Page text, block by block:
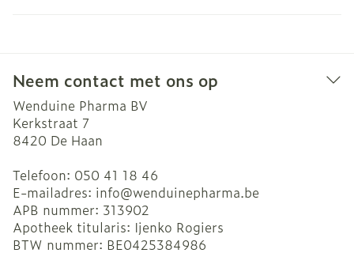
Neem contact met ons op
Wenduine Pharma BV
Kerkstraat 7
8420 De Haan
Telefoon: 050 41 18 46
E-mailadres: info@wenduinepharma.be
APB nummer: 313902
Apotheek titularis: Ijenko Rogiers
BTW nummer: BE0425384986